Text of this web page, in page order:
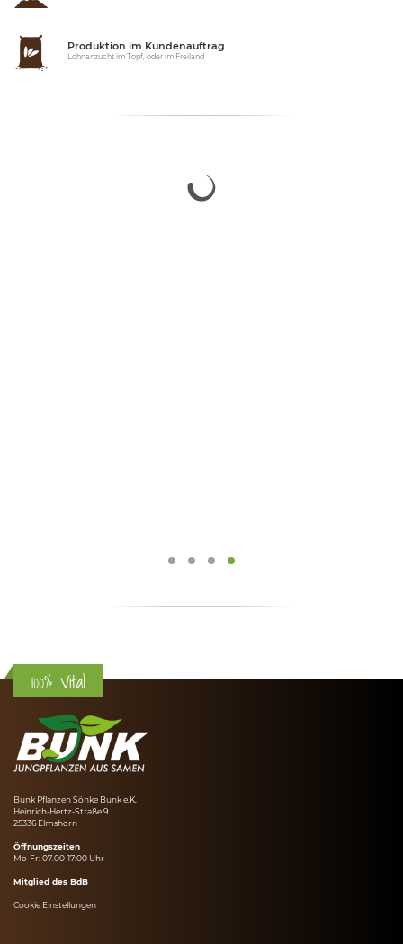
Produktion im Kundenauftrag
Lohnanzucht im Topf, oder im Freiland
100% Vital
Bunk Pflanzen Sönke Bunk e.K.
Heinrich-Hertz-Straße 9
25336 Elmshorn
Öffnungszeiten
Mo-Fr: 07.00-17:00 Uhr
Mitglied des BdB
Cookie Einstellungen